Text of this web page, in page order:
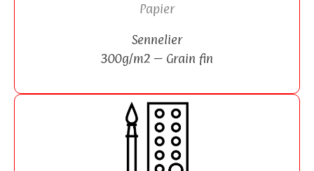
Papier
Sennelier
300g/m2 – Grain fin